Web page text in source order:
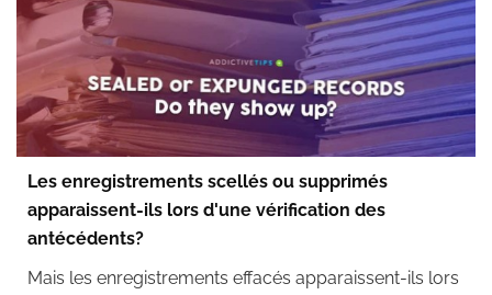
Les enregistrements scellés ou supprimés
apparaissent-ils lors d'une vérification des
antécédents?
Mais les enregistrements effacés apparaissent-ils lors